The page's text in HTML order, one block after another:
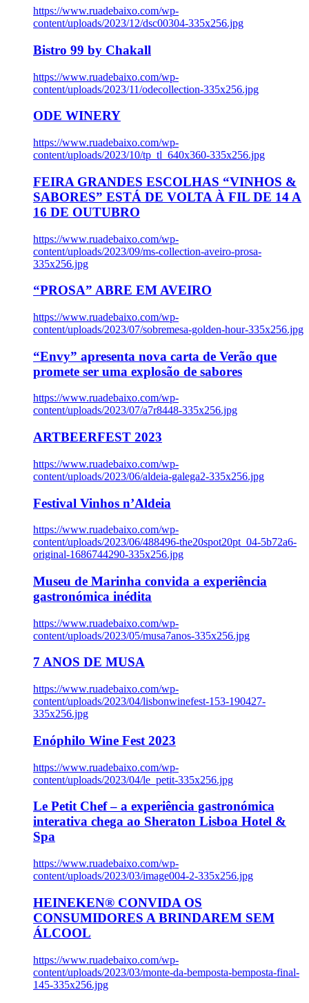
https://www.ruadebaixo.com/wp-
content/uploads/2023/12/dsc00304-335x256.jpg
Bistro 99 by Chakall
https://www.ruadebaixo.com/wp-
content/uploads/2023/11/odecollection-335x256.jpg
ODE WINERY
https://www.ruadebaixo.com/wp-
content/uploads/2023/10/tp_tl_640x360-335x256.jpg
FEIRA GRANDES ESCOLHAS “VINHOS &
SABORES” ESTÁ DE VOLTA À FIL DE 14 A
16 DE OUTUBRO
https://www.ruadebaixo.com/wp-
content/uploads/2023/09/ms-collection-aveiro-prosa-
335x256.jpg
“PROSA” ABRE EM AVEIRO
https://www.ruadebaixo.com/wp-
content/uploads/2023/07/sobremesa-golden-hour-335x256.jpg
“Envy” apresenta nova carta de Verão que
promete ser uma explosão de sabores
https://www.ruadebaixo.com/wp-
content/uploads/2023/07/a7r8448-335x256.jpg
ARTBEERFEST 2023
https://www.ruadebaixo.com/wp-
content/uploads/2023/06/aldeia-galega2-335x256.jpg
Festival Vinhos n’Aldeia
https://www.ruadebaixo.com/wp-
content/uploads/2023/06/488496-the20spot20pt_04-5b72a6-
original-1686744290-335x256.jpg
Museu de Marinha convida a experiência
gastronómica inédita
https://www.ruadebaixo.com/wp-
content/uploads/2023/05/musa7anos-335x256.jpg
7 ANOS DE MUSA
https://www.ruadebaixo.com/wp-
content/uploads/2023/04/lisbonwinefest-153-190427-
335x256.jpg
Enóphilo Wine Fest 2023
https://www.ruadebaixo.com/wp-
content/uploads/2023/04/le_petit-335x256.jpg
Le Petit Chef – a experiência gastronómica
interativa chega ao Sheraton Lisboa Hotel &
Spa
https://www.ruadebaixo.com/wp-
content/uploads/2023/03/image004-2-335x256.jpg
HEINEKEN® CONVIDA OS
CONSUMIDORES A BRINDAREM SEM
ÁLCOOL
https://www.ruadebaixo.com/wp-
content/uploads/2023/03/monte-da-bemposta-bemposta-final-
145-335x256.jpg